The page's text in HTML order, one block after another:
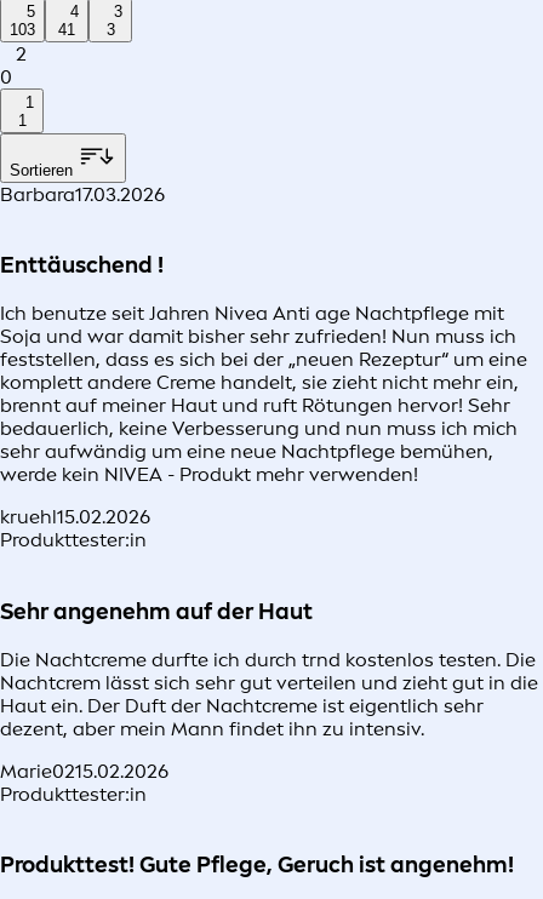
5
103
4
41
3
3
2
0
1
1
Sortieren
Barbara17.03.2026
Enttäuschend !
Ich benutze seit Jahren Nivea Anti age Nachtpflege mit
Soja und war damit bisher sehr zufrieden! Nun muss ich
feststellen, dass es sich bei der „neuen Rezeptur“ um eine
komplett andere Creme handelt, sie zieht nicht mehr ein,
brennt auf meiner Haut und ruft Rötungen hervor! Sehr
bedauerlich, keine Verbesserung und nun muss ich mich
sehr aufwändig um eine neue Nachtpflege bemühen,
werde kein NIVEA - Produkt mehr verwenden!
kruehl15.02.2026
Produkttester:in
Sehr angenehm auf der Haut
Die Nachtcreme durfte ich durch trnd kostenlos testen. Die
Nachtcrem lässt sich sehr gut verteilen und zieht gut in die
Haut ein. Der Duft der Nachtcreme ist eigentlich sehr
dezent, aber mein Mann findet ihn zu intensiv.
Marie0215.02.2026
Produkttester:in
Produkttest! Gute Pflege, Geruch ist angenehm!